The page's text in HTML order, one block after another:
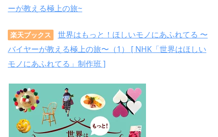
ーが教える極上の旅~
楽天ブックス
世界はもっと！ほしいモノにあふれてる 〜
バイヤーが教える極上の旅〜（1） [ NHK「世界はほしい
モノにあふれてる」制作班 ]